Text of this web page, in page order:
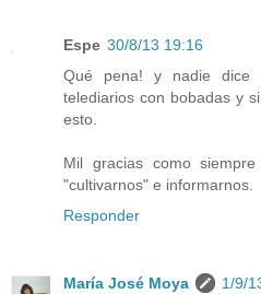
Espe 30/8/13 19:16
Qué pena! y nadie dice
telediarios con bobadas y
esto.
Mil gracias como
"cultivarnos" e informarnos.
Responder
María José Moya
1/9/